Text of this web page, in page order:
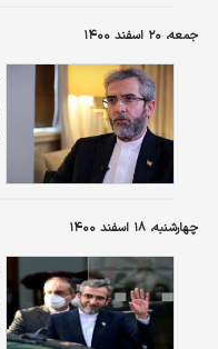
جمعه، ۲۰ اسفند ۱۴۰۰
چهارشنبه، ۱۸ اسفند ۱۴۰۰